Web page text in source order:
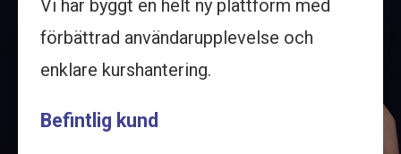
Vi har byggt en helt ny plattform med
förbättrad användarupplevelse och
enklare kurshantering.
Befintlig kund